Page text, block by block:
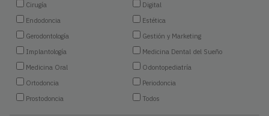
Cirugía
Digital
Endodoncia
Estética
Gerodontología
Gestión y Marketing
Implantología
Medicina Dental del Sueño
Medicina Oral
Odontopediatría
Ortodoncia
Periodoncia
Prostodoncia
Todos